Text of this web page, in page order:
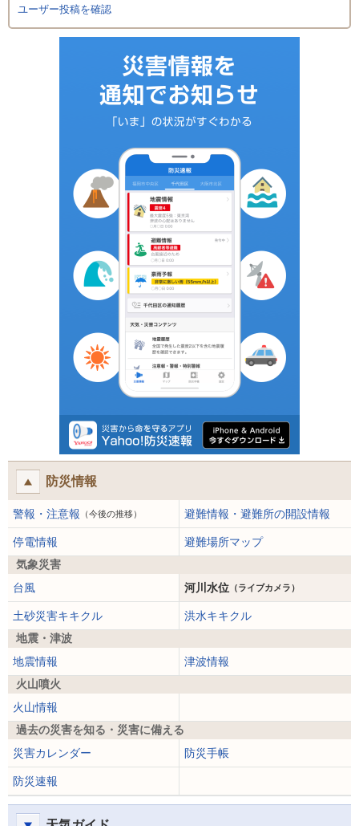
ユーザー投稿を確認
防災情報
警報・注意報 （今後の推移） 避難情報・避難所の開設情報
停電情報
避難場所マップ
気象災害
台風
河川水位 （ライブカメラ）
土砂災害キキクル
洪水キキクル
地震・津波
地震情報
津波情報
火山噴火
火山情報
過去の災害を知る・災害に備える
災害カレンダー
防災手帳
防災速報